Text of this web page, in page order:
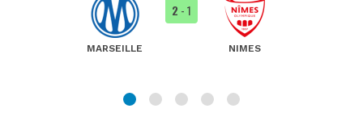
MARSEILLE
2 - 1
NIMES